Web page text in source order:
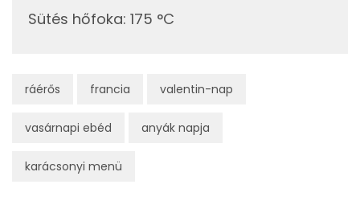
ráérős francia valentin-nap
vasárnapi ebéd anyák napja
karácsonyi menü
Retinol - A vitamin:
β-karotin
β-crypt
Likopin
Sütés hőfoka: 175 °C